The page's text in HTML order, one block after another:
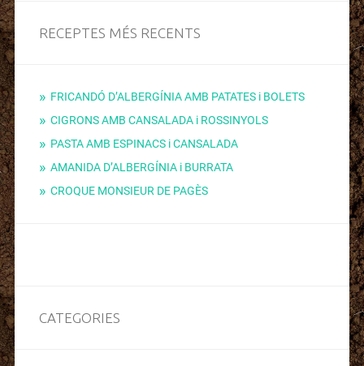
RECEPTES MÉS RECENTS
FRICANDÓ D’ALBERGÍNIA AMB PATATES i BOLETS
CIGRONS AMB CANSALADA i ROSSINYOLS
PASTA AMB ESPINACS i CANSALADA
AMANIDA D’ALBERGÍNIA i BURRATA
CROQUE MONSIEUR DE PAGÈS
CATEGORIES